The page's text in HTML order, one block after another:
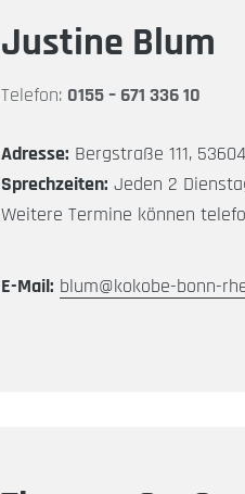
Justine Blum
Telefon: 0155 – 671 336 10
Adresse: Bergstraße 111,
Sprechzeiten: Jeden 2
Weitere Termine können
E-Mail: blum@kokobe-bonn-